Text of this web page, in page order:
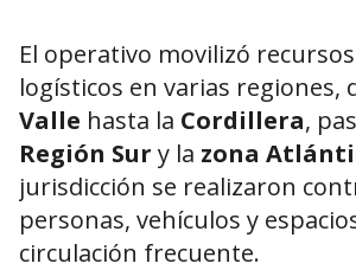
El operativo movilizó
logísticos en varias regiones,
Valle hasta la Cordillera,
Región Sur y la zona
jurisdicción se realizaron
personas, vehículos y
circulación frecuente.